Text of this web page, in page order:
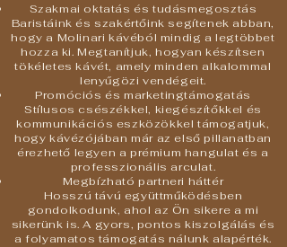
Szakmai oktatás és tudásmegosztás
Baristáink és szakértőink segítenek abban,
hogy a Molinari kávéból mindig a legtöbbet
hozza ki. Megtanítjuk, hogyan készítsen
tökéletes kávét, amely minden alkalommal
lenyűgözi vendégeit.
Promóciós és marketingtámogatás
Stílusos csészékkel, kiegészítőkkel és
kommunikációs eszközökkel támogatjuk,
hogy kávézójában már az első pillanatban
érezhető legyen a prémium hangulat és a
professzionális arculat.
Megbízható partneri háttér
Hosszú távú együttműködésben
gondolkodunk, ahol az Ön sikere a mi
sikerünk is. A gyors, pontos kiszolgálás és
a folyamatos támogatás nálunk alapérték.